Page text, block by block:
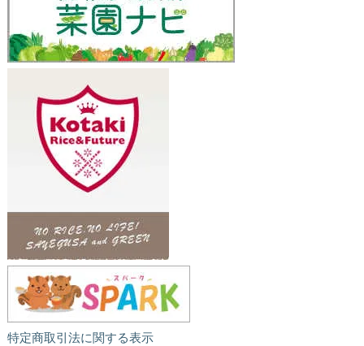
特定商取引法に関する表示